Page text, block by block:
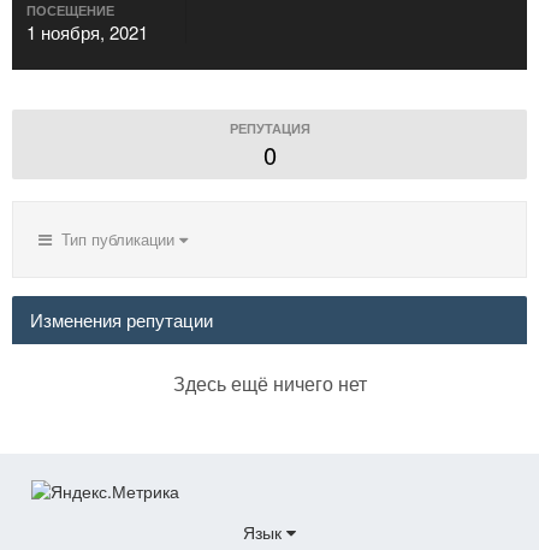
ПОСЕЩЕНИЕ
1 ноября, 2021
РЕПУТАЦИЯ
0
Тип публикации
Изменения репутации
Здесь ещё ничего нет
Язык